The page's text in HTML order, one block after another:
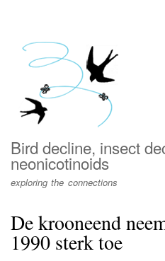
menu
Bird decline, insect
neonicotinoids
exploring the connections
De krooneend
1990 sterk toe